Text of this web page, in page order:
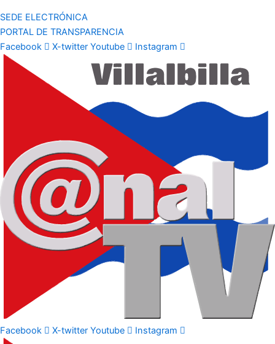
SEDE ELECTRÓNICA
PORTAL DE TRANSPARENCIA
Facebook
X-twitter Youtube Instagram
Facebook X-twitter Youtube Instagram